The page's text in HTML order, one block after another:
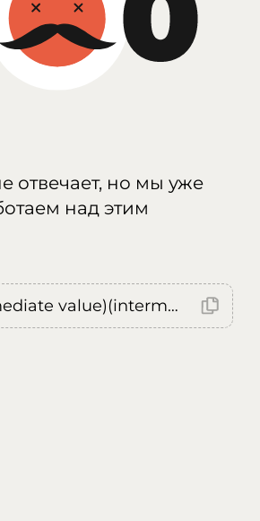
отвечает, но мы уже
над этим
Error: (intermediate value)(intermediate value)(intermediate value).replaceAll is not a function